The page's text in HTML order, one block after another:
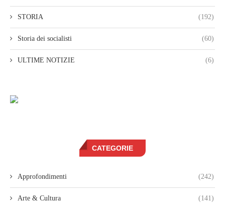
STORIA (192)
Storia dei socialisti (60)
ULTIME NOTIZIE (6)
CATEGORIE
Approfondimenti (242)
Arte & Cultura (141)